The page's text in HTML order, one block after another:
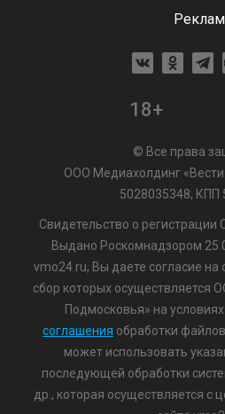
18+
© Все права
ООО Медиахолдинг
5028035348; КПП
Свидетельство о
Выдано Роскомнадзором
vmo24.ru, Вы даете согласие на
сбор которых осуществляется
Подмосковья» на условиях
соглашения обработки
может использовать
последующей обработки
др., которая осуществляется с